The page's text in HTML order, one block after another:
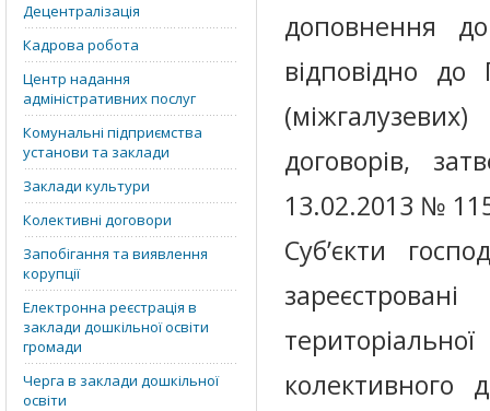
Децентралізація
Кадрова робота
Центр надання
адміністративних послуг
Комунальні підприємства
установи та заклади
Заклади культури
Колективні договори
Запобігання та виявлення
корупції
Електронна реєстрація в
заклади дошкільної освіти
громади
Черга в заклади дошкільної
освіти
доповнення
відповідно до
договорів,
13.02.2013 №
Суб’єкти
колективного